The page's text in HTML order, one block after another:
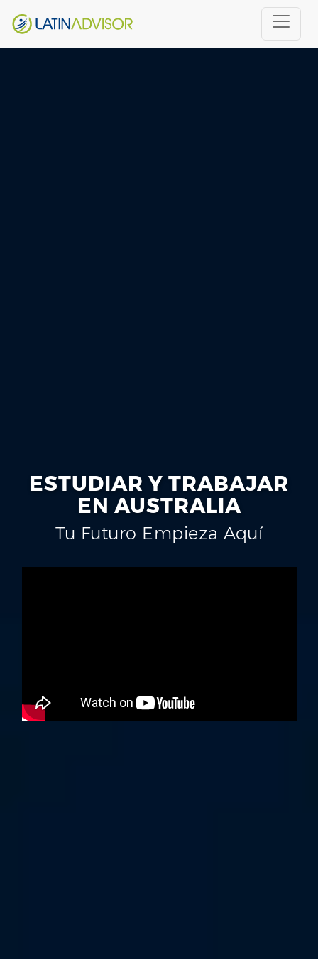
ESTUDIAR Y TRABAJAR
EN AUSTRALIA
Tu Futuro Empieza Aquí